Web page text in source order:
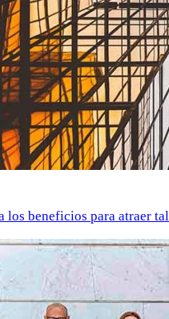
beneficios para atraer